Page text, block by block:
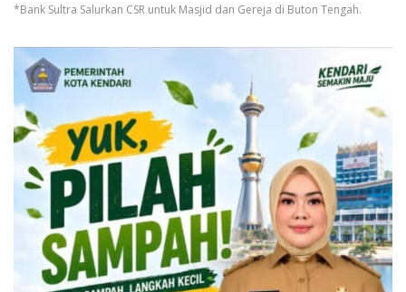
*Bank Sultra Salurkan CSR untuk Masjid dan Gereja di Buton Tengah.